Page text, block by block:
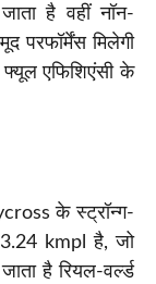
है वहीं नॉन-
परफॉर्मेंस मिलेगी
एफिशिएंसी के
के स्ट्रॉन्ग-
kmpl है, जो
है रियल-वर्ल्ड